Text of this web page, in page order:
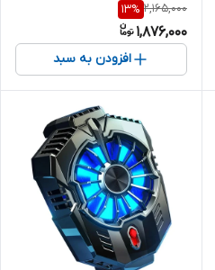
مگنتی گیره ای
2,165,000
13%
1,876,000
افزودن به سبد